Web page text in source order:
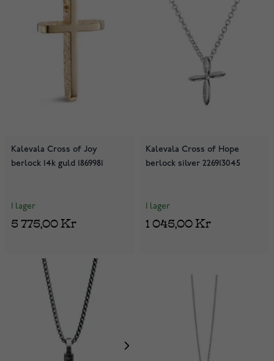
Kalevala Cross of Joy
berlock 14k guld 1869981
I lager
5 775,00 Kr
Kalevala Cross of Hope
berlock silver 226913045
I lager
1 045,00 Kr